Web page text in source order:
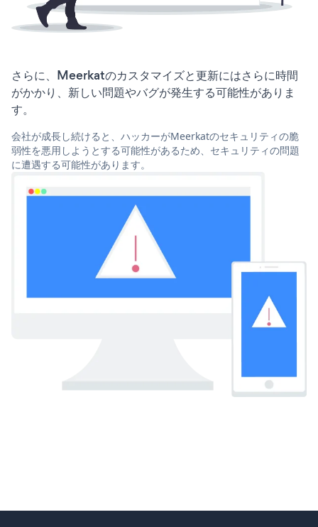
さらに、Meerkatのカスタマイズと更新にはさらに時間
がかかり、新しい問題やバグが発生する可能性がありま
す。
会社が成長し続けると、ハッカーがMeerkatのセキュリティの脆
弱性を悪用しようとする可能性があるため、セキュリティの問題
に遭遇する可能性があります。